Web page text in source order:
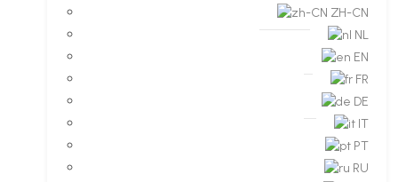
ZH-CN
NL
EN
FR
DE
IT
PT
RU